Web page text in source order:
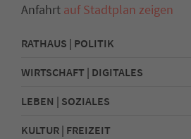
Anfahrt auf Stadtplan zeigen
RATHAUS | POLITIK
WIRTSCHAFT | DIGITALES
LEBEN | SOZIALES
KULTUR | FREIZEIT